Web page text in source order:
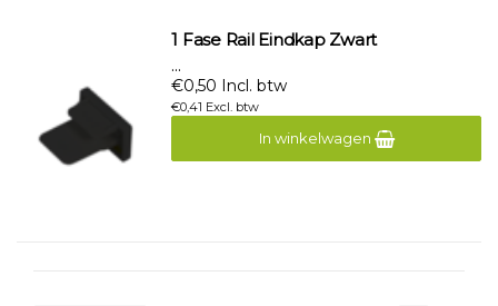
1 Fase Rail Eindkap Zwart
...
€0,50 Incl. btw
€0,41 Excl. btw
In winkelwagen